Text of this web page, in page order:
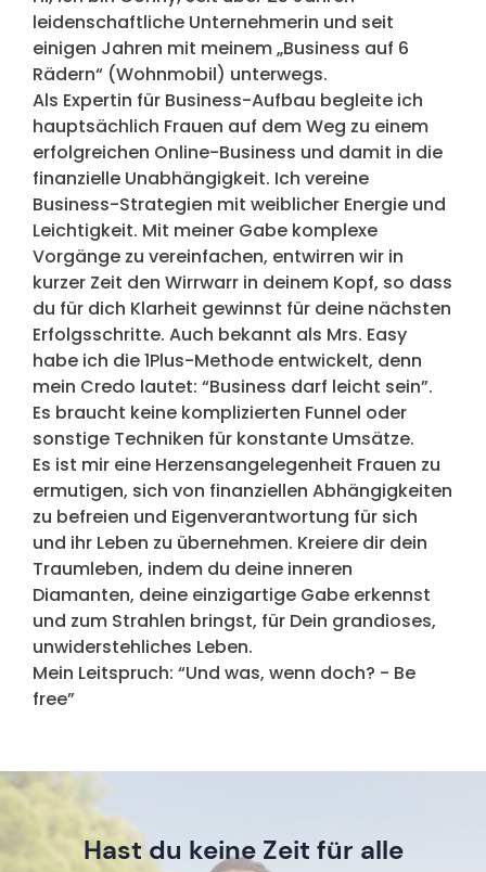
leidenschaftliche Unternehmerin und seit
einigen Jahren mit meinem „Business auf 6
Rädern“ (Wohnmobil) unterwegs.
Als Expertin für Business-Aufbau begleite ich
hauptsächlich Frauen auf dem Weg zu einem
erfolgreichen Online-Business und damit in die
finanzielle Unabhängigkeit. Ich vereine
Business-Strategien mit weiblicher Energie und
Leichtigkeit. Mit meiner Gabe komplexe
Vorgänge zu vereinfachen, entwirren wir in
kurzer Zeit den Wirrwarr in deinem Kopf, so dass
du für dich Klarheit gewinnst für deine nächsten
Erfolgsschritte. Auch bekannt als Mrs. Easy
habe ich die 1Plus-Methode entwickelt, denn
mein Credo lautet: “Business darf leicht sein”.
Es braucht keine komplizierten Funnel oder
sonstige Techniken für konstante Umsätze.
Es ist mir eine Herzensangelegenheit Frauen zu
ermutigen, sich von finanziellen Abhängigkeiten
zu befreien und Eigenverantwortung für sich
und ihr Leben zu übernehmen. Kreiere dir dein
Traumleben, indem du deine inneren
Diamanten, deine einzigartige Gabe erkennst
und zum Strahlen bringst, für Dein grandioses,
unwiderstehliches Leben.
Mein Leitspruch: “Und was, wenn doch? - Be
free”
Hast du keine Zeit für alle